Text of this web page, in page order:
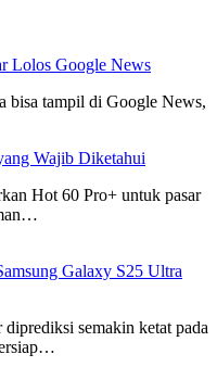
Lolos Google News
bisa tampil di Google News,
Wajib Diketahui
Hot 60 Pro+ untuk pasar
Galaxy S25 Ultra
semakin ketat pada